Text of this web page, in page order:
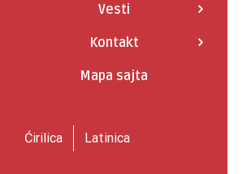
Vesti
Kontakt
Mapa sajta
Ćirilica Latinica